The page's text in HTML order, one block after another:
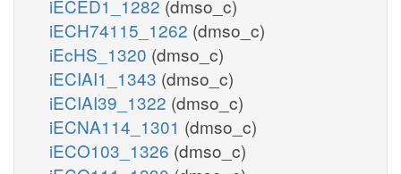
iECED1_1282 (dmso_c)
iECH74115_1262 (dmso_c)
iEcHS_1320 (dmso_c)
iECIAI1_1343 (dmso_c)
iECIAI39_1322 (dmso_c)
iECNA114_1301 (dmso_c)
iECO103_1326 (dmso_c)